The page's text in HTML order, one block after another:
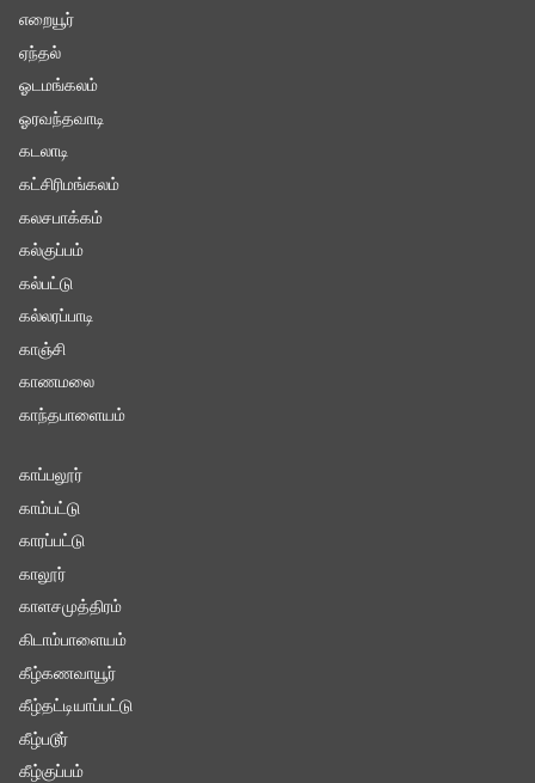
எறையூர்
ஏந்தல்
ஓடமங்கலம்
ஓரவந்தவாடி
கடலாடி
கட்சிரிமங்கலம்
கலசபாக்கம்
கல்குப்பம்
கல்பட்டு
கல்லரப்பாடி
காஞ்சி
காணமலை
காந்தபாளையம்
காப்பலூர்
காம்பட்டு
காரப்பட்டு
காலூர்
காளசமுத்திரம்
கிடாம்பாளையம்
கீழ்கணவாயூர்
கீழ்தட்டியாப்பட்டு
கீழ்படூர்
கீழ்குப்பம்